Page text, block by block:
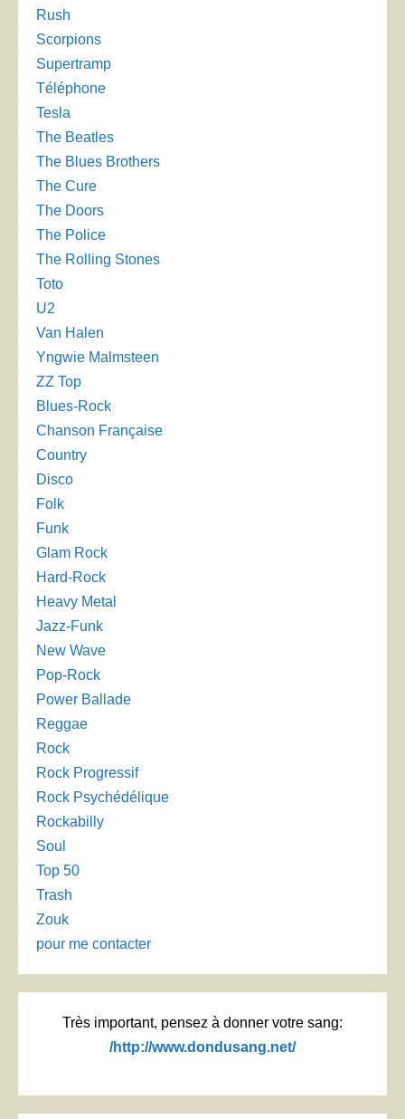
Rush
Scorpions
Supertramp
Téléphone
Tesla
The Beatles
The Blues Brothers
The Cure
The Doors
The Police
The Rolling Stones
Toto
U2
Van Halen
Yngwie Malmsteen
ZZ Top
Blues-Rock
Chanson Française
Country
Disco
Folk
Funk
Glam Rock
Hard-Rock
Heavy Metal
Jazz-Funk
New Wave
Pop-Rock
Power Ballade
Reggae
Rock
Rock Progressif
Rock Psychédélique
Rockabilly
Soul
Top 50
Trash
Zouk
pour me contacter
Très important, pensez à donner votre sang:
/http://www.dondusang.net/